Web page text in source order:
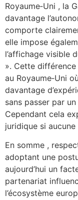
Royaume‑Uni , la
davantage
comporte
elle impose
l’affichage visible
». Cette
au Royaume‑Uni
davantage
sans passer par
Cependant cela
juridique si
En somme ,
adoptant une
aujourd’hui un
partenariat
l’écosystème